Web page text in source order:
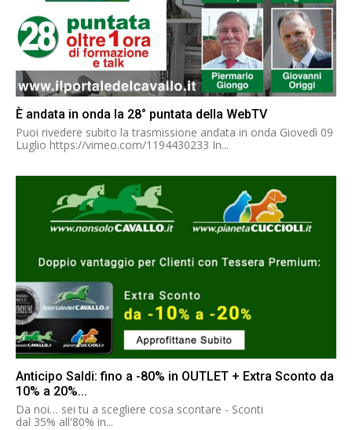
È andata in onda la 28° puntata della WebTV
Puoi rivedere subito la trasmissione andata in onda Giovedì 09
Luglio https://vimeo.com/1194430233 In...
Anticipo Saldi: fino a -80% in OUTLET + Extra Sconto da
10% a 20%...
Da noi… sei tu a scegliere cosa scontare - Sconti
dal 35% all'80% in...